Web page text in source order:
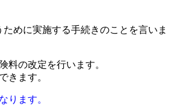
めに実施する手続きのことを言いま
料の改定を行います。
きます。
ります。